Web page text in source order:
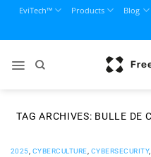
content
EviTech™ Products Blog
TAG ARCHIVES: BULLE DE
2025 CYBERCULTURE CYBERSECURITY